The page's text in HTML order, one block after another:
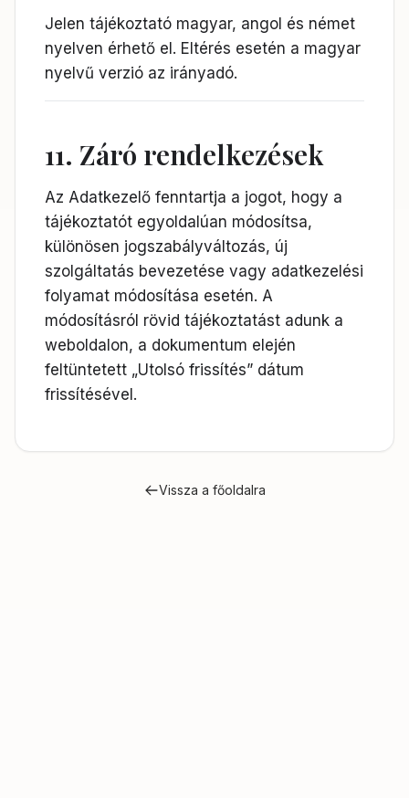
Jelen tájékoztató magyar, angol és német
nyelven érhető el. Eltérés esetén a magyar
nyelvű verzió az irányadó.
11. Záró rendelkezések
Az Adatkezelő fenntartja a jogot, hogy a
tájékoztatót egyoldalúan módosítsa,
különösen jogszabályváltozás, új
szolgáltatás bevezetése vagy adatkezelési
folyamat módosítása esetén. A
módosításról rövid tájékoztatást adunk a
weboldalon, a dokumentum elején
feltüntetett „Utolsó frissítés” dátum
frissítésével.
Vissza a főoldalra